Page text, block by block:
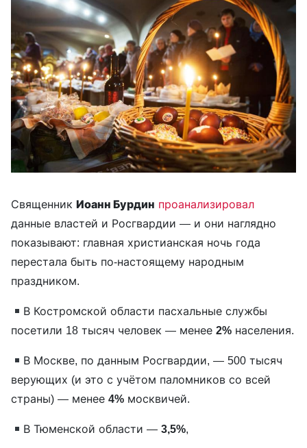
Священник Иоанн Бурдин проанализировал
данные властей и Росгвардии — и они наглядно
показывают: главная христианская ночь года
перестала быть по-настоящему народным
праздником.
В Костромской области пасхальные службы
посетили 18 тысяч человек — менее 2% населения.
В Москве, по данным Росгвардии, — 500 тысяч
верующих (и это с учётом паломников со всей
страны) — менее 4% москвичей.
В Тюменской области —3,5%,